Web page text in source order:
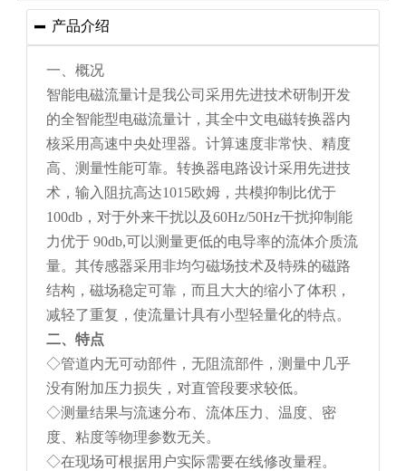
 产品介绍
一、概况
智能电磁流量计是我公司采用先进技术研制开发
的全智能型电磁流量计，其全中文电磁转换器内
核采用高速中央处理器。计算速度非常快、精度
高、测量性能可靠。转换器电路设计采用先进技
术，输入阻抗高达1015欧姆，共模抑制比优于
100db，对于外来干扰以及60Hz/50Hz干扰抑制能
力优于 90db,可以测量更低的电导率的流体介质流
量。其传感器采用非均匀磁场技术及特殊的磁路
结构，磁场稳定可靠，而且大大的缩小了体积，
减轻了重复，使流量计具有小型轻量化的特点。
二、特点
◇管道内无可动部件，无阻流部件，测量中几乎
没有附加压力损失，对直管段要求较低。
◇测量结果与流速分布、流体压力、温度、密
度、粘度等物理参数无关。
◇在现场可根据用户实际需要在线修改量程。